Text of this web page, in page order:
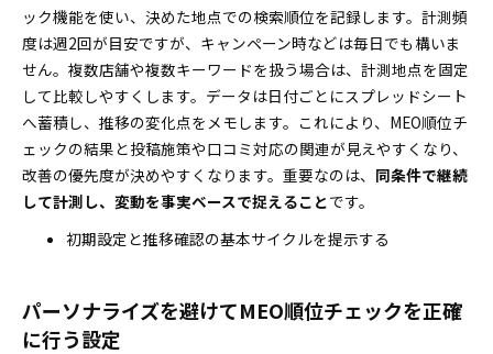
ック機能を使い、決めた地点での検索順位を記録します。計測頻
度は週2回が目安ですが、キャンペーン時などは毎日でも構いま
せん。複数店舗や複数キーワードを扱う場合は、計測地点を固定
して比較しやすくします。データは日付ごとにスプレッドシート
へ蓄積し、推移の変化点をメモします。これにより、MEO順位チ
ェックの結果と投稿施策や口コミ対応の関連が見えやすくなり、
改善の優先度が決めやすくなります。重要なのは、 同条件で継続
して計測し、変動を事実ベースで捉えることです。
初期設定と推移確認の基本サイクルを提示する
パーソナライズを避けてMEO順位チェックを正確
に行う設定